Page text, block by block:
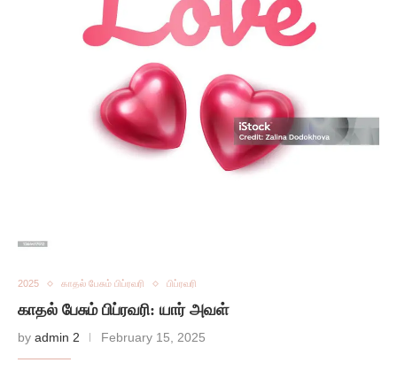
2025 காதல் பேசும் பிப்ரவரி பிப்ரவரி
காதல் பேசும் பிப்ரவரி: யார் அவள்
by admin 2 February 15, 2025